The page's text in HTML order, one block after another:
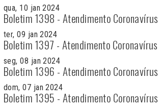
qua, 10 jan 2024
Boletim 1398 - Atendimento Coronavírus
ter, 09 jan 2024
Boletim 1397 - Atendimento Coronavírus
seg, 08 jan 2024
Boletim 1396 - Atendimento Coronavírus
dom, 07 jan 2024
Boletim 1395 - Atendimento Coronavírus